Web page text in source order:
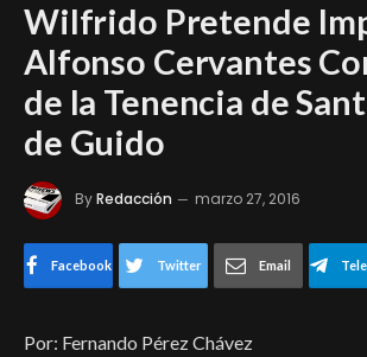
Wilfrido Pretende
Alfonso Cervantes
de la Tenencia de
de Guido
ByRedacción marzo 27, 2016
Facebook Twitter Email
Por: Fernando Pérez Chávez